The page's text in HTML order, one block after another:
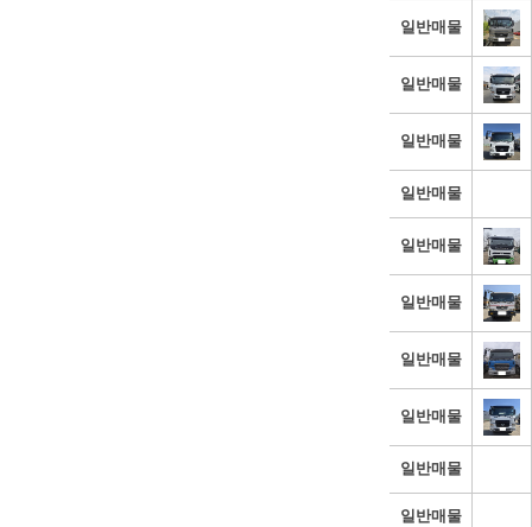
일반매물
일반매물
일반매물
일반매물
일반매물
일반매물
일반매물
일반매물
일반매물
일반매물